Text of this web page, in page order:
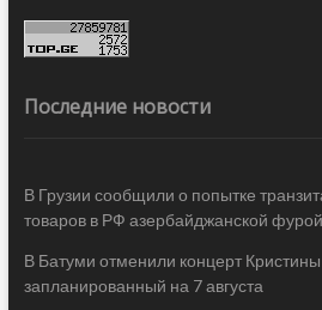
Последние новости
В Грузии сообщили о попытке
товаров в РФ азербайджанской фурой
В Батуми отменили концерт
запланированный на 7 августа